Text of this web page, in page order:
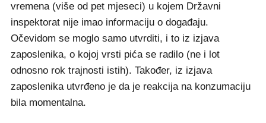
vremena (više od pet mjeseci) u kojem Državni
inspektorat nije imao informaciju o događaju.
Očevidom se moglo samo utvrditi, i to iz izjava
zaposlenika, o kojoj vrsti pića se radilo (ne i lot
odnosno rok trajnosti istih). Također, iz izjava
zaposlenika utvrđeno je da je reakcija na konzumaciju
bila momentalna.